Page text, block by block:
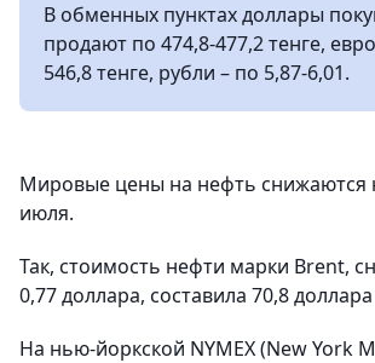
В обменных пунктах доллары
продают по 474,8-477,2 тенге,
546,8 тенге, рубли – по 5,87-6,01.
Мировые цены на нефть снижаются
июля.
Так, стоимость нефти марки Brent,
0,77 доллара, составила 70,8
На нью-йоркской NYMEX (New York